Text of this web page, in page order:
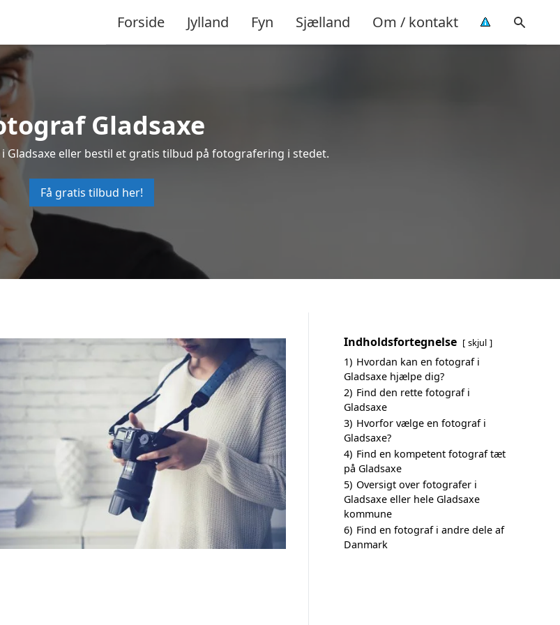
Forside Jylland Fyn Sjælland Om / kontakt
Gladsaxe
Gladsaxe eller bestil et gratis tilbud på fotografering i stedet.
Få gratis tilbud her!
Indholdsfortegnelse skjul
1) Hvordan kan en fotograf i
Gladsaxe hjælpe dig?
2) Find den rette fotograf i
Gladsaxe
3) Hvorfor vælge en fotograf i
Gladsaxe?
4) Find en kompetent fotograf tæt
på Gladsaxe
5) Oversigt over fotografer i
Gladsaxe eller hele Gladsaxe
kommune
6) Find en fotograf i andre dele af
Danmark